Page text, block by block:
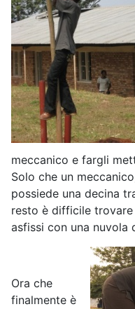
meccanico e fargli
Solo che un
possiede una decina
resto è difficile
asfissi con una nuvola
Ora che
finalmente è